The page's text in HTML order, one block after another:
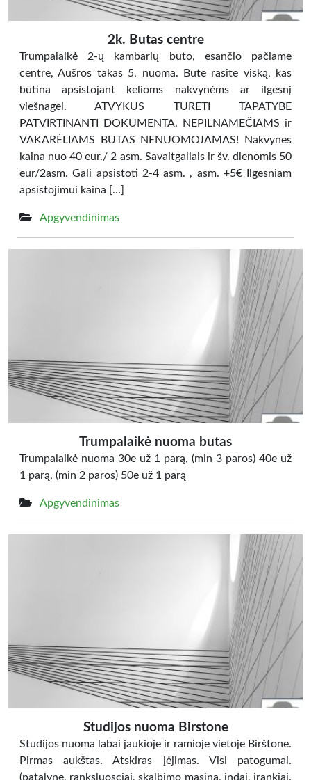
2k. Butas centre
Trumpalaikė 2-ų kambarių buto, esančio pačiame
centre, Aušros takas 5, nuoma. Bute rasite viską, kas
būtina apsistojant kelioms nakvynėms ar ilgesnį
viešnagei. ATVYKUS TURETI TAPATYBE
PATVIRTINANTI DOKUMENTA. NEPILNAMEČIAMS ir
VAKARĖLIAMS BUTAS NENUOMOJAMAS! Nakvynes
kaina nuo 40 eur./ 2 asm. Savaitgaliais ir šv. dienomis 50
eur/2asm. Gali apsistoti 2-4 asm. , asm. +5€ Ilgesniam
apsistojimui kaina […]
Apgyvendinimas
Trumpalaikė nuoma butas
Trumpalaikė nuoma 30e už 1 parą, (min 3 paros) 40e už
1 parą, (min 2 paros) 50e už 1 parą
Apgyvendinimas
Studijos nuoma Birstone
Studijos nuoma labai jaukioje ir ramioje vietoje Birštone.
Pirmas aukštas. Atskiras įėjimas. Visi patogumai.
(patalyne, ranksluosciai, skalbimo masina, indai, įrankiai.